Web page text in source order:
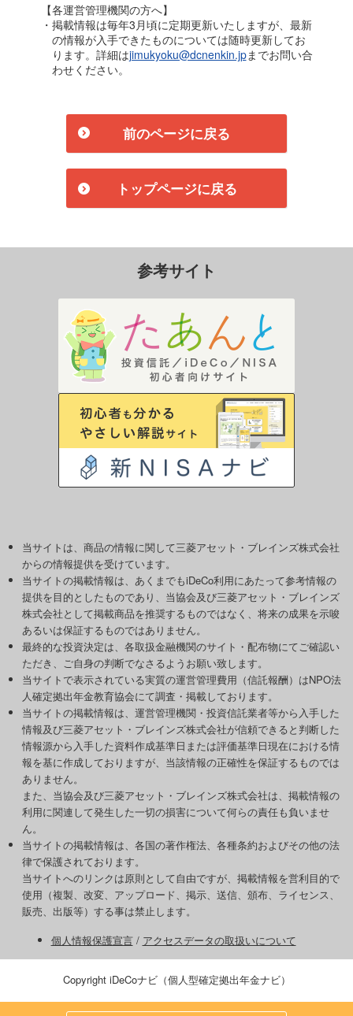
【各運営管理機関の方へ】
・掲載情報は毎年3月頃に定期更新いたしますが、最新
の情報が入手できたものについては随時更新してお
ります。詳細はjimukyoku@dcnenkin.jpまでお問い合
わせください。
前のページに戻る
トップページに戻る
参考サイト
当サイトは、商品の情報に関して三菱アセット・ブレインズ株式会社
からの情報提供を受けています。
当サイトの掲載情報は、あくまでもiDeCo利用にあたって参考情報の
提供を目的としたものであり、当協会及び三菱アセット・ブレインズ
株式会社として掲載商品を推奨するものではなく、将来の成果を示唆
あるいは保証するものではありません。
最終的な投資決定は、各取扱金融機関のサイト・配布物にてご確認い
ただき、ご自身の判断でなさるようお願い致します。
当サイトで表示されている実質の運営管理費用（信託報酬）はNPO法
人確定拠出年金教育協会にて調査・掲載しております。
当サイトの掲載情報は、運営管理機関・投資信託業者等から入手した
情報及び三菱アセット・ブレインズ株式会社が信頼できると判断した
情報源から入手した資料作成基準日または評価基準日現在における情
報を基に作成しておりますが、当該情報の正確性を保証するものでは
ありません。
また、当協会及び三菱アセット・ブレインズ株式会社は、掲載情報の
利用に関連して発生した一切の損害について何らの責任も負いませ
ん。
当サイトの掲載情報は、各国の著作権法、各種条約およびその他の法
律で保護されております。
当サイトへのリンクは原則として自由ですが、掲載情報を営利目的で
使用（複製、改変、アップロード、掲示、送信、頒布、ライセンス、
販売、出版等）する事は禁止します。
個人情報保護宣言/ アクセスデータの取扱いについて
Copyright iDeCoナビ（個人型確定拠出年金ナビ）